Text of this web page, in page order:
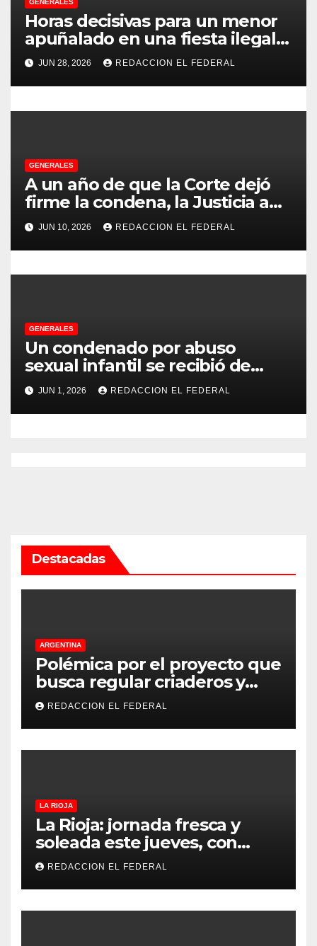
e
e
n
a
d
a
s
GENERALES
Horas decisivas para un menor
apuñalado en una fiesta ilegal
con más de 500 asistentes en
Chilecito
JUN 28, 2026 REDACCION EL FEDERAL
GENERALES
A un año de que la Corte dejó
firme la condena, la Justicia aún
no pudo decomisarle ni un peso
a CFK
JUN 10, 2026 REDACCION EL FEDERAL
GENERALES
Un condenado por abuso
sexual infantil se recibió de
psicopedagogo dentro del
Servicio Penitenciario de La
Rioja
JUN 1, 2026 REDACCION EL FEDERAL
Destacadas
ARGENTINA
Polémica por el proyecto que
busca regular criaderos y
refugios de perros y gatos:
denuncian excesos, mientras
proteccionistas reclaman
controles más duros
REDACCION EL FEDERAL
LA RIOJA
La Rioja: jornada fresca y
soleada este jueves, con
temperaturas estables para
el viernes
REDACCION EL FEDERAL